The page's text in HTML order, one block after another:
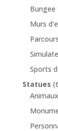
Bungee
Murs
Sports
Statues
Animaux